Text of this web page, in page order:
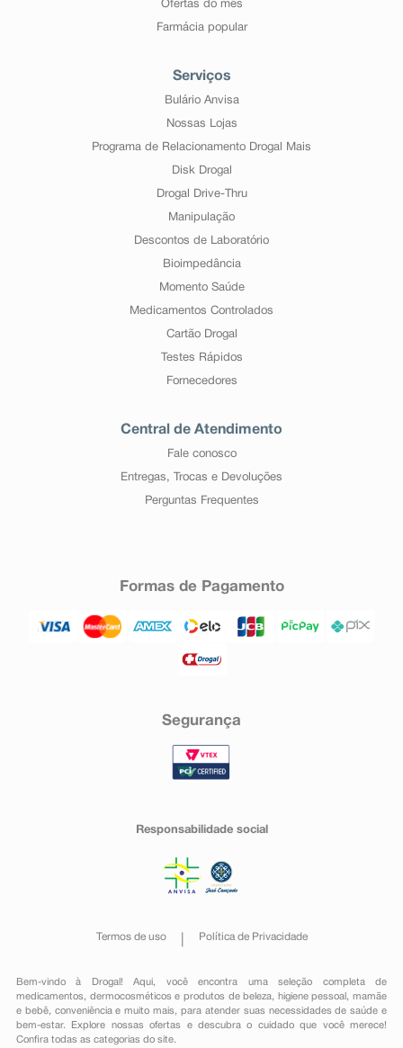
Ofertas do mês
Farmácia popular
Serviços
Bulário Anvisa
Nossas Lojas
Programa de Relacionamento Drogal Mais
Disk Drogal
Drogal Drive-Thru
Manipulação
Descontos de Laboratório
Bioimpedância
Momento Saúde
Medicamentos Controlados
Cartão Drogal
Testes Rápidos
Fornecedores
Central de Atendimento
Fale conosco
Entregas, Trocas e Devoluções
Perguntas Frequentes
Formas de Pagamento
Segurança
Responsabilidade social
Termos de uso Política de Privacidade
Bem-vindo à Drogal! Aqui, você encontra uma seleção completa de
medicamentos , dermocosméticos e produtos de beleza, higiene pessoal ,mamãe
e bebê, conveniênciae muito mais, para atender suas necessidades de saúde e
bem-estar. Explore nossas ofertas e descubra o cuidado que você merece!
Confira todas as categorias do site.